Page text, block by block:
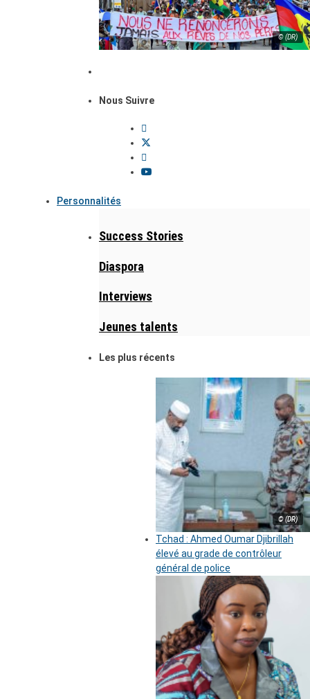
© (DR)
Nous Suivre
Personnalités
Success Stories
Diaspora
Interviews
Jeunes talents
Les plus récents
© (DR)
Tchad : Ahmed Oumar Djibrillah
élevé au grade de contrôleur
général de police